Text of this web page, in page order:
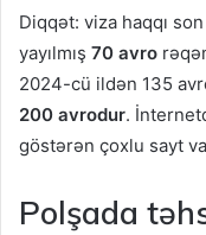
Diqqət: viza haqqı
yayılmış 70 avro
2024-cü ildən 135
200 avrodur.
göstərən çoxlu sayt
Polşada